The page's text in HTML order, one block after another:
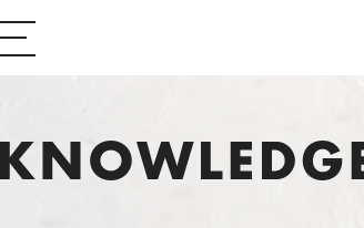
ABOUT Ibiza Beauty